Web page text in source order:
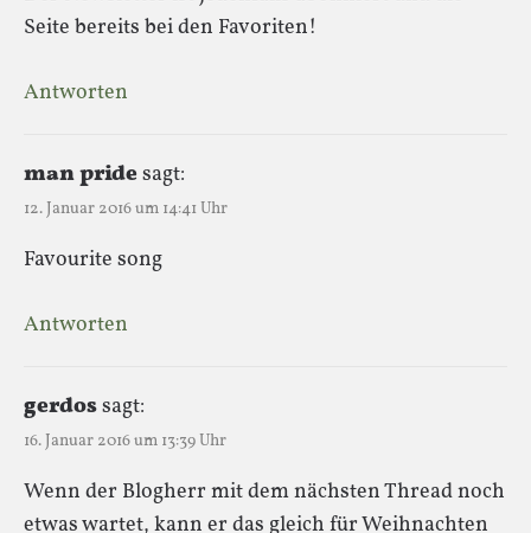
Seite bereits bei den Favoriten!
Antworten
man pridesagt:
12. Januar 2016 um 14:41 Uhr
Favourite song
Antworten
gerdossagt:
16. Januar 2016 um 13:39 Uhr
Wenn der Blogherr mit dem nächsten Thread noch
etwas wartet, kann er das gleich für Weihnachten